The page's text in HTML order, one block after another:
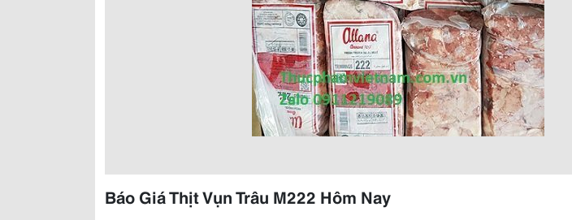
Báo Giá Thịt Vụn Trâu M222 Hôm Nay